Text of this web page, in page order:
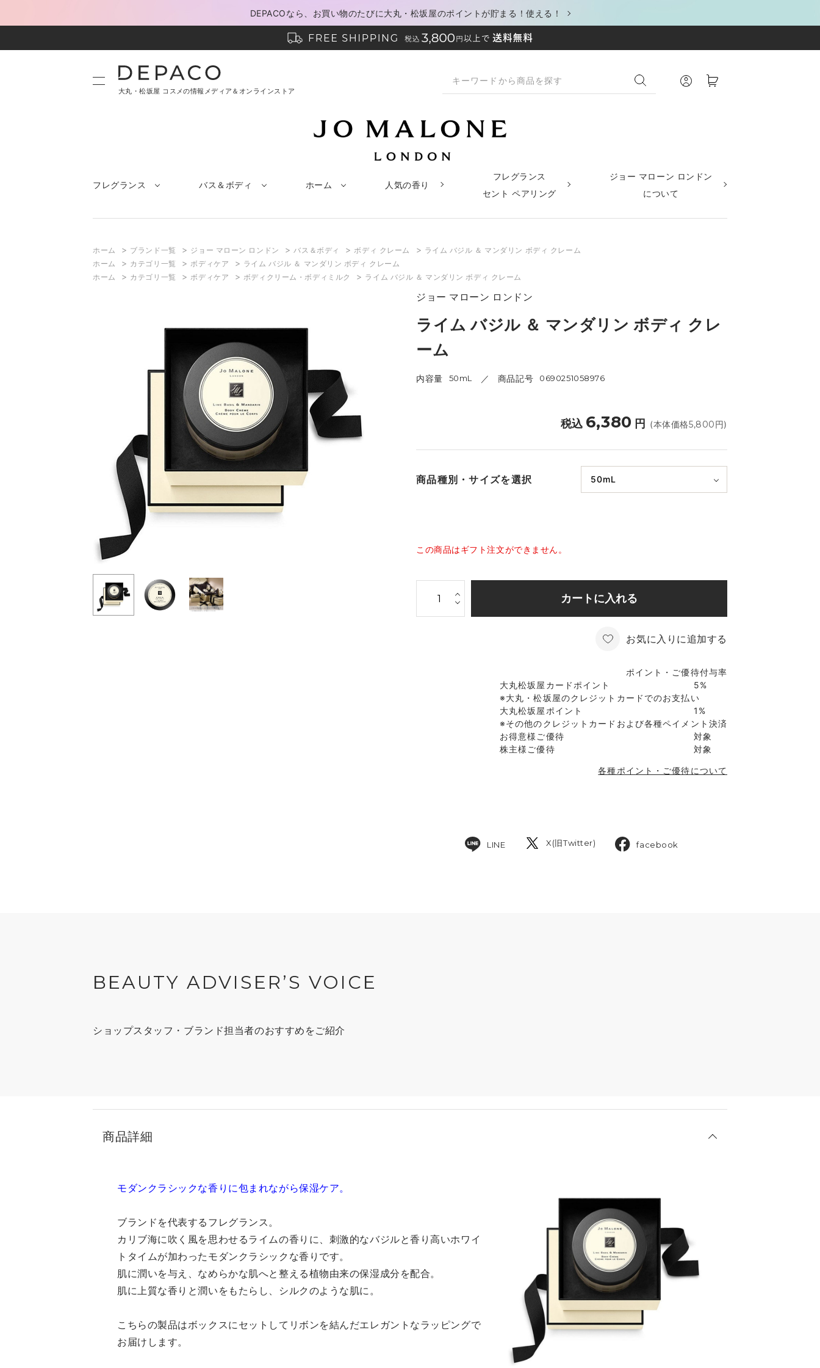
DEPACOなら、お買い物のたびに大丸・松坂屋のポイントが貯まる！使える！
大丸・松坂屋 コスメの情報メディア＆オンラインストア
フレグランス バス＆ボディ ホーム 人気の香り
フレグランス
セント ペアリング
ジョー マローン ロンドン
について
ホーム > ブランド一覧 > ジョー マローン ロンドン > バス＆ボディ > ボディ クレーム > ライム バジル ＆ マンダリン ボディ クレーム
ホーム
> カテゴリ一覧 > ボディケア > ライム バジル ＆ マンダリン ボディ クレーム
ホーム
> カテゴリ一覧 > ボディケア > ボディクリーム・ボディミルク > ライム バジル ＆ マンダリン ボディ クレーム
ジョー マローン ロンドン
ライム バジル ＆ マンダリン ボディ クレ
ーム
内容量 50mL 商品記号 0690251058976
税込 6,380 円 (本体価格5,800円)
商品種別・サイズを選択
この商品はギフト注文ができません。
カートに入れる
お気に入りに追加する
ポイント・ご優待付与率
大丸松坂屋カードポイント
5%
※大丸・松坂屋のクレジットカードでのお支払い
大丸松坂屋ポイント
1%
※その他のクレジットカードおよび各種ペイメント決済
お得意様ご優待
対象
株主様ご優待
対象
各種ポイント・ご優待について
LINE X(旧Twitter) facebook
BEAUTY ADVISER’S VOICE
ショップスタッフ・ブランド担当者のおすすめをご紹介
商品詳細
モダンクラシックな香りに包まれながら保湿ケア。
ブランドを代表するフレグランス。
カリブ海に吹く風を思わせるライムの香りに、刺激的なバジルと香り高いホワイ
トタイムが加わったモダンクラシックな香りです。
肌に潤いを与え、なめらかな肌へと整える植物由来の保湿成分を配合。
肌に上質な香りと潤いをもたらし、シルクのような肌に。
こちらの製品はボックスにセットしてリボンを結んだエレガントなラッピングで
お届けします。